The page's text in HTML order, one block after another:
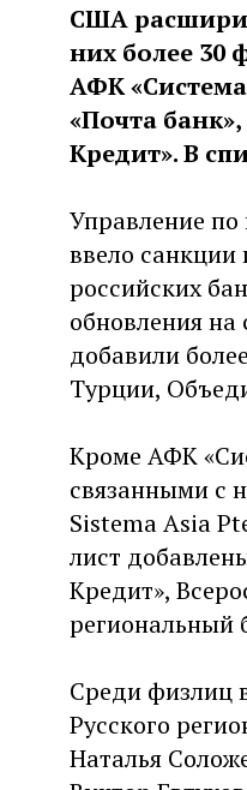
США
них более 30
АФК
«Почта
Кредит». В
Управление
ввело
российских
обновления на
добавили
Турции,
Кроме АФК
связанными с
Sistema Asia
лист
Кредит»,
региональный
Среди физлиц
Русского
Наталья